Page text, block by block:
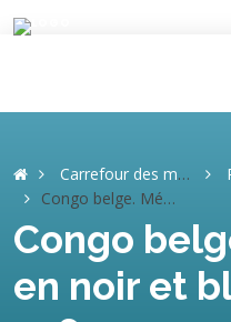
Carrefour des mémoires
Congo belge. Mémoires en noir et blanc, 1945-1960
Congo
en noir et